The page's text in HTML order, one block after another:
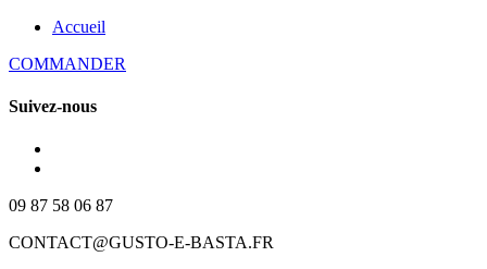
Accueil
COMMANDER
Suivez-nous
09 87 58 06 87
CONTACT@GUSTO-E-BASTA.FR